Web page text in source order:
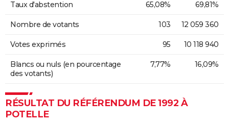
Taux d'abstention 65,08% 69,81%
Nombre de votants 103 12 059 360
Votes exprimés 95 10 118 940
Blancs ou nuls (en pourcentage
des votants)
7,77% 16,09%
RÉSULTAT DU RÉFÉRENDUM DE 1992 À
POTELLE